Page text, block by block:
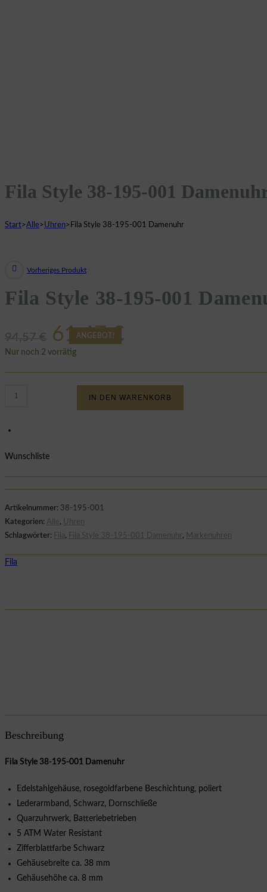
Fila Style 38-195-001
Start>Alle>Uhren> Fila Style 38-195-001 Damenuhr
ANGEBOT!
Vorheriges Produkt
Fila Style 38-195-001
94,57 €
Ursprünglicher
Preis
war:
94,57 €
61,47€
ist:
61,47 €.
Nur noch 2 vorrätig
Fila
001
IN DEN WARENKORB
Wunschliste
Artikelnummer: 38-195-001
Kategorien: Alle,
Uhren
Schlagwörter: Fila, Fila Style 38-195-001 Damenuhr , Markenuhren
Fila
Beschreibung
Fila Style 38-195-001 Damenuhr
Edelstahlgehäuse, rosegoldfarbene Beschichtung, poliert
Lederarmband, Schwarz, Dornschließe
Quarzuhrwerk, Batteriebetrieben
5 ATM Water Resistant
Zifferblattfarbe Schwarz
Gehäusebreite ca. 38 mm
Gehäusehöhe ca. 8 mm